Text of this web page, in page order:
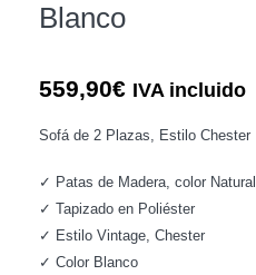
Blanco
559,90€ IVA incluido
Sofá de 2 Plazas, Estilo Chester
✓ Patas de Madera, color Natural
✓ Tapizado en Poliéster
✓ Estilo Vintage, Chester
✓ Color Blanco